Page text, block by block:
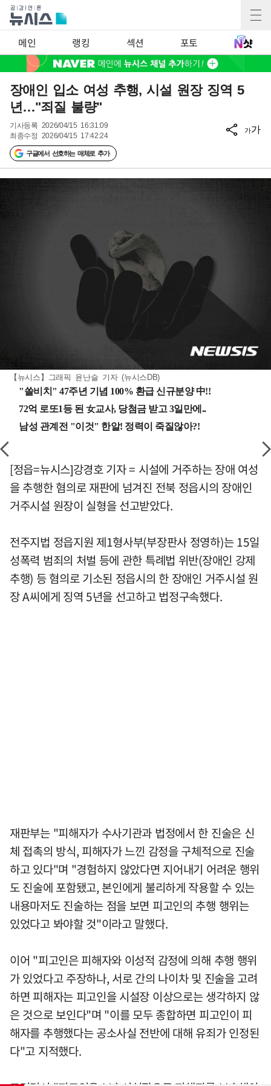
메인 랭킹 섹션 포토
장애인 입소 여성 추행, 시설 원장 징역 5
년…"죄질 불량"
기사등록 2026/04/15 16:31:09
최종수정 2026/04/15 17:42:24
구글에서 선호하는 매체로 추가
가가
【뉴시스】그래픽 윤난슬 기자 (뉴시스DB)
[정읍=뉴시스]강경호 기자 = 시설에 거주하는 장애 여성
을 추행한 혐의로 재판에 넘겨진 전북 정읍시의 장애인
거주시설 원장이 실형을 선고받았다.
전주지법 정읍지원 제1형사부(부장판사 정영하)는 15일
성폭력 범죄의 처벌 등에 관한 특례법 위반(장애인 강제
추행) 등 혐의로 기소된 정읍시의 한 장애인 거주시설 원
장 A씨에게 징역 5년을 선고하고 법정구속했다.
재판부는 "피해자가 수사기관과 법정에서 한 진술은 신
체 접촉의 방식, 피해자가 느낀 감정을 구체적으로 진술
하고 있다"며 "경험하지 않았다면 지어내기 어려운 행위
도 진술에 포함됐고, 본인에게 불리하게 작용할 수 있는
내용마저도 진술하는 점을 보면 피고인의 추행 행위는
있었다고 봐야할 것"이라고 말했다.
이어 "피고인은 피해자와 이성적 감정에 의해 추행 행위
가 있었다고 주장하나, 서로 간의 나이차 및 진술을 고려
하면 피해자는 피고인을 시설장 이상으로는 생각하지 않
은 것으로 보인다"며 "이를 모두 종합하면 피고인이 피
해자를 추행했다는 공소사실 전반에 대해 유죄가 인정된
다"고 지적했다.